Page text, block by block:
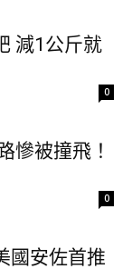
減1公斤就
0
慘被撞飛！
0
國安佐首推